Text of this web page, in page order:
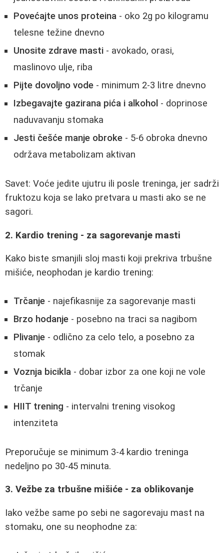
Povećajte unos proteina - oko 2g po kilogramu
telesne težine dnevno
Unosite zdrave masti - avokado, orasi,
maslinovo ulje, riba
Pijte dovoljno vode - minimum 2-3 litre dnevno
Izbegavajte gazirana pića i alkohol - doprinose
naduvavanju stomaka
Jesti češće manje obroke - 5-6 obroka dnevno
održava metabolizam aktivan
Savet: Voće jedite ujutru ili posle treninga, jer sadrži
fruktozu koja se lako pretvara u masti ako se ne
sagori.
2. Kardio trening - za sagorevanje masti
Kako biste smanjili sloj masti koji prekriva trbušne
mišiće, neophodan je kardio trening:
Trčanje - najefikasnije za sagorevanje masti
Brzo hodanje - posebno na traci sa nagibom
Plivanje - odlično za celo telo, a posebno za
stomak
Voznja bicikla - dobar izbor za one koji ne vole
trčanje
HIIT trening - intervalni trening visokog
intenziteta
Preporučuje se minimum 3-4 kardio treninga
nedeljno po 30-45 minuta.
3. Vežbe za trbušne mišiće - za oblikovanje
Iako vežbe same po sebi ne sagorevaju mast na
stomaku, one su neophodne za: